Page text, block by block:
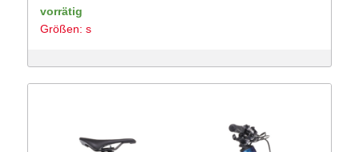
Preis
war:
vorrätig
Größen: s